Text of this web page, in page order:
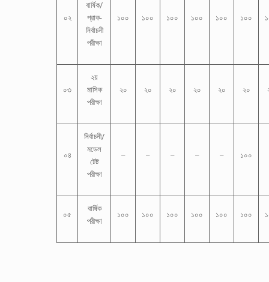
০২
বার্ষিক/
প্রাক-
নির্বাচনী
পরীক্ষা
১০০ ১০০ ১০০ ১০০ ১০০ ১০০
০৩
২য়
মাসিক
পরীক্ষা
২০ ২০ ২০ ২০ ২০ ২০
০৪
নির্বাচনী/
মডেল
টেষ্ট
পরীক্ষা
– – – – – ১০০
০৫
বার্ষিক
পরীক্ষা
১০০ ১০০ ১০০ ১০০ ১০০ ১০০